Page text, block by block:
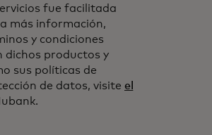
fue facilitada
más información,
y condiciones
dichos productos y
sus políticas de
de datos, visite el
una pestaña nueva